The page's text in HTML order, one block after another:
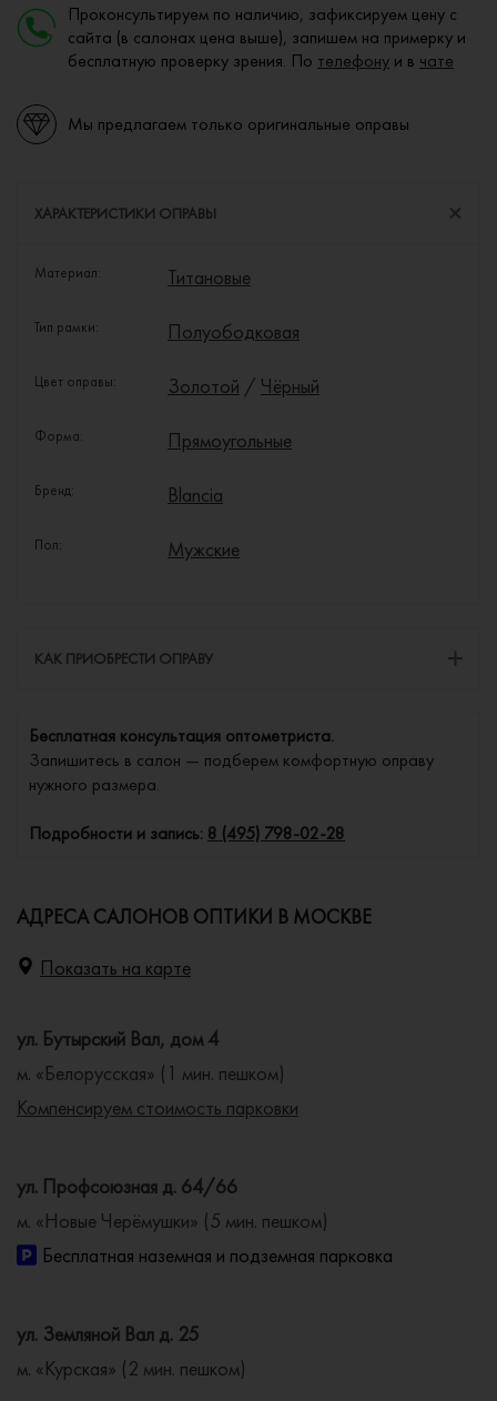
Проконсультируем по наличию, зафиксируем цену с
сайта (в салонах цена выше), запишем на примерку и
бесплатную проверку зрения. По телефону и в чате
Мы предлагаем только оригинальные оправы
ХАРАКТЕРИСТИКИ ОПРАВЫ
Материал: Титановые
Тип рамки: Полуободковая
Цвет оправы: Золотой / Чёрный
Форма: Прямоугольные
Бренд: Blancia
Пол: Мужские
КАК ПРИОБРЕСТИ ОПРАВУ
Бесплатная консультация оптометриста.
Запишитесь в салон — подберем комфортную оправу
нужного размера.
Подробности и запись: 8 (495) 798-02-28
АДРЕСА САЛОНОВ ОПТИКИ В МОСКВЕ
Показать на карте
ул. Бутырский Вал, дом 4
м. «Белорусская» (1 мин. пешком)
Компенсируем стоимость парковки
ул. Профсоюзная д. 64/66
м. «Новые Черёмушки» (5 мин. пешком)
Бесплатная наземная и подземная парковка
ул. Земляной Вал д. 25
м. «Курская» (2 мин. пешком)